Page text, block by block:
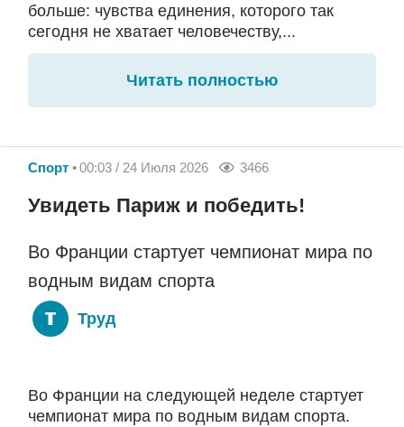
больше: чувства единения, которого так
сегодня не хватает человечеству,...
Читать полностью
Спорт 00:03 / 24 Июля 2026 3466
Увидеть Париж и победить!
Во Франции стартует чемпионат мира по
водным видам спорта
Труд
Во Франции на следующей неделе стартует
чемпионат мира по водным видам спорта.